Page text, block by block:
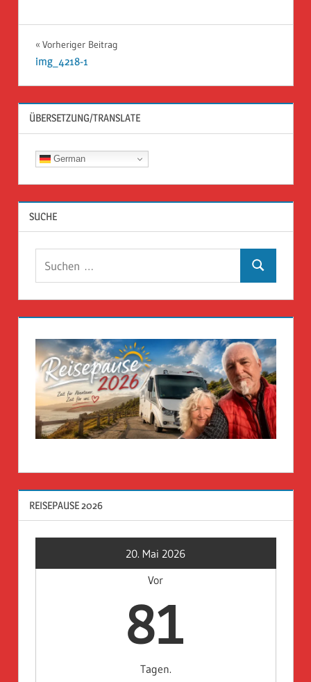
Beitragsnavigation
Vorheriger Beitrag
img_4218-1
ÜBERSETZUNG/TRANSLATE
German
SUCHE
Suchen
REISEPAUSE 2026
20. Mai 2026
Vor
81
Tagen.